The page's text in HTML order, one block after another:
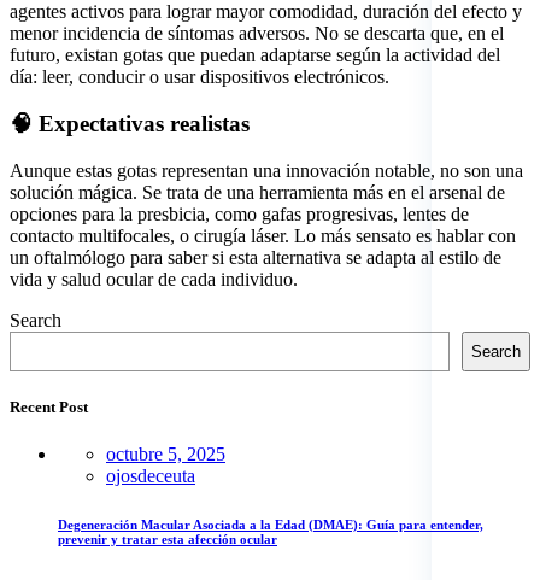
agentes activos para lograr mayor comodidad, duración del efecto y
menor incidencia de síntomas adversos. No se descarta que, en el
futuro, existan gotas que puedan adaptarse según la actividad del
día: leer, conducir o usar dispositivos electrónicos.
🧠 Expectativas realistas
Aunque estas gotas representan una innovación notable, no son una
solución mágica. Se trata de una herramienta más en el arsenal de
opciones para la presbicia, como gafas progresivas, lentes de
contacto multifocales, o cirugía láser. Lo más sensato es hablar con
un oftalmólogo para saber si esta alternativa se adapta al estilo de
vida y salud ocular de cada individuo.
Asides
Search
Search
Recent Post
octubre 5, 2025
ojosdeceuta
Degeneración Macular Asociada a la Edad (DMAE): Guía para entender,
prevenir y tratar esta afección ocular